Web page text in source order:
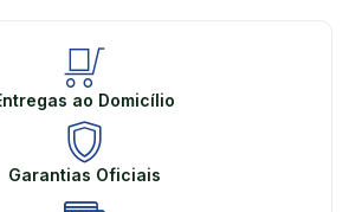
ao Domicílio
Garantias Oficiais